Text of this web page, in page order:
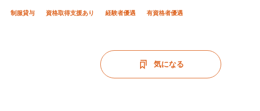
制服貸与 資格取得支援あり 経験者優遇 有資格者優遇
気になる